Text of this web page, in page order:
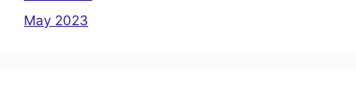
May 2023